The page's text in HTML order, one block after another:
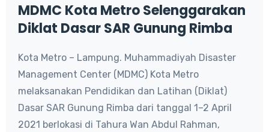
MDMC Kota Metro Selenggarakan
Diklat Dasar SAR Gunung Rimba
Kota Metro – Lampung. Muhammadiyah Disaster
Management Center (MDMC) Kota Metro
melaksanakan Pendidikan dan Latihan (Diklat)
Dasar SAR Gunung Rimba dari tanggal 1–2 April
2021 berlokasi di Tahura Wan Abdul Rahman,